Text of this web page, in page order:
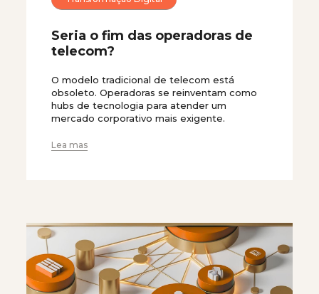
Seria o fim das operadoras de
telecom?
O modelo tradicional de telecom está
obsoleto. Operadoras se reinventam como
hubs de tecnologia para atender um
mercado corporativo mais exigente.
Lea mas